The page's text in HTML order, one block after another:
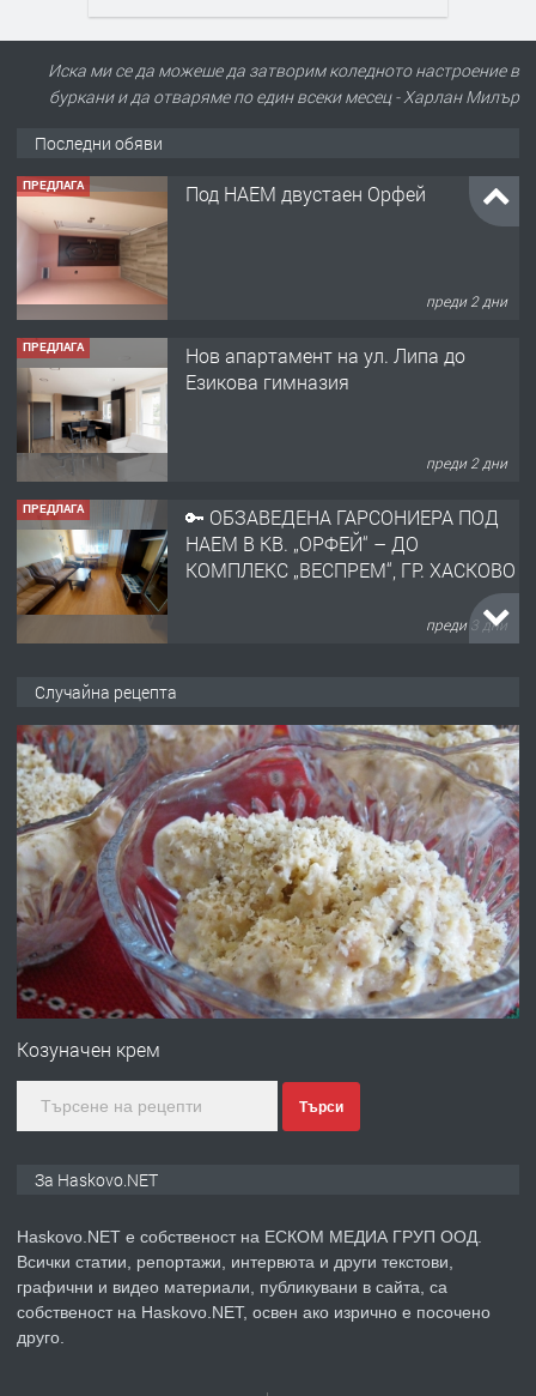
Иска ми се да можеше да затворим коледното настроение в
буркани и да отваряме по един всеки месец - Харлан Милър
Последни обяви
ПРЕДЛАГА Под НАЕМ двустаен Орфей
преди 2 дни
ПРЕДЛАГА
Нов апартамент на ул. Липа до
Езикова гимназия
преди 2 дни
ПРЕДЛАГА
🔑 ОБЗАВЕДЕНА ГАРСОНИЕРА ПОД
НАЕМ В КВ. „ОРФЕЙ“ – ДО
КОМПЛЕКС „ВЕСПРЕМ“, ГР. ХАСКОВО
преди 3 дни
АПАРТАМЕНТ В ЦЕНТЪРА НА ГР.
ХАСКОВО
преди 4 дни
ПРЕДЛАГА Давам гараж под наем
преди 4 дни
ПРЕДЛАГА
№4120 Магазин/Офис под наем в кв.
преди 5 дни
ПРЕДЛАГА
Продавам парцел в гр. Хасково кв.
Случайна рецепта
Козуначен крем
Търси
За Haskovo.NET
Haskovo.NET е собственост на ЕСКОМ МЕДИА ГРУП ООД.
Всички статии, репортажи, интервюта и други текстови,
графични и видео материали, публикувани в сайта, са
собственост на Haskovo.NET, освен ако изрично е посочено
друго.